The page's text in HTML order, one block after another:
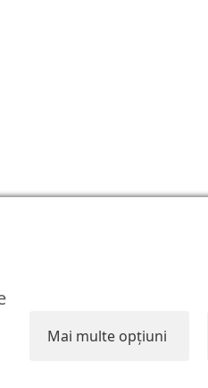
Mai multe opțiuni